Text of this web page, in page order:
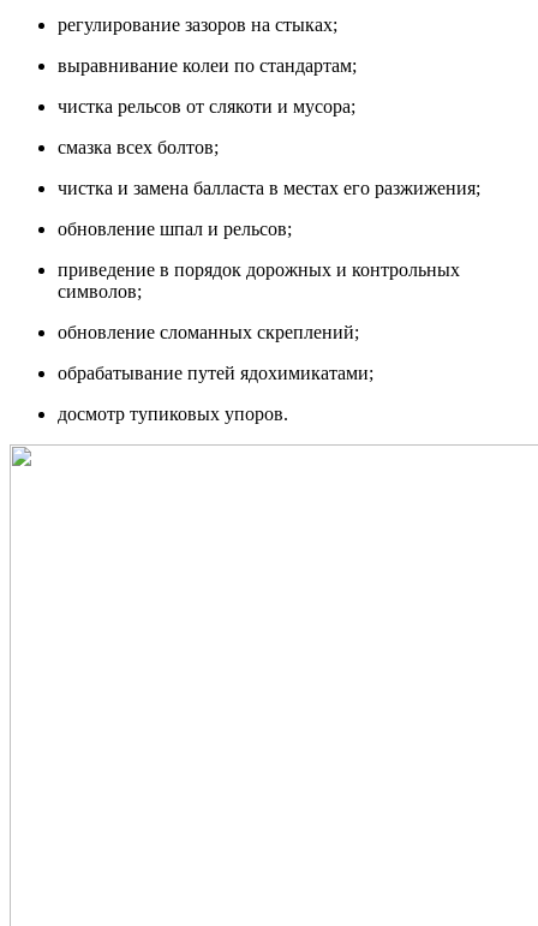
регулирование зазоров на стыках;
выравнивание колеи по стандартам;
чистка рельсов от слякоти и мусора;
смазка всех болтов;
чистка и замена балласта в местах его разжижения;
обновление шпал и рельсов;
приведение в порядок дорожных и контрольных
символов;
обновление сломанных скреплений;
обрабатывание путей ядохимикатами;
досмотр тупиковых упоров.